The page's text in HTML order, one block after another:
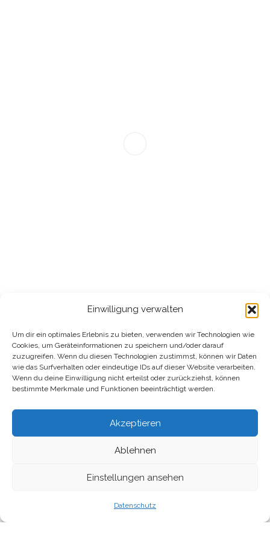
Einwilligung verwalten
Um dir ein optimales Erlebnis zu bieten, verwenden wir Technologien wie
Cookies, um Geräteinformationen zu speichern und/oder darauf
zuzugreifen. Wenn du diesen Technologien zustimmst, können wir Daten
wie das Surfverhalten oder eindeutige IDs auf dieser Website verarbeiten.
Wenn du deine Einwilligung nicht erteilst oder zurückziehst, können
bestimmte Merkmale und Funktionen beeinträchtigt werden.
Akzeptieren
Ablehnen
Einstellungen ansehen
Datenschutz